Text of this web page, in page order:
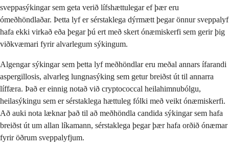
sveppasýkingar sem geta verið lífshættulegar ef þær eru
ómeðhöndlaðar. Þetta lyf er sérstaklega dýrmætt þegar önnur sveppalyf
hafa ekki virkað eða þegar þú ert með skert ónæmiskerfi sem gerir þig
viðkvæmari fyrir alvarlegum sýkingum.
Algengar sýkingar sem þetta lyf meðhöndlar eru meðal annars ífarandi
aspergillosis, alvarleg lungnasýking sem getur breiðst út til annarra
líffæra. Það er einnig notað við cryptococcal heilahimnubólgu,
heilasýkingu sem er sérstaklega hættuleg fólki með veikt ónæmiskerfi.
Að auki nota læknar það til að meðhöndla candida sýkingar sem hafa
breiðst út um allan líkamann, sérstaklega þegar þær hafa orðið ónæmar
fyrir öðrum sveppalyfjum.